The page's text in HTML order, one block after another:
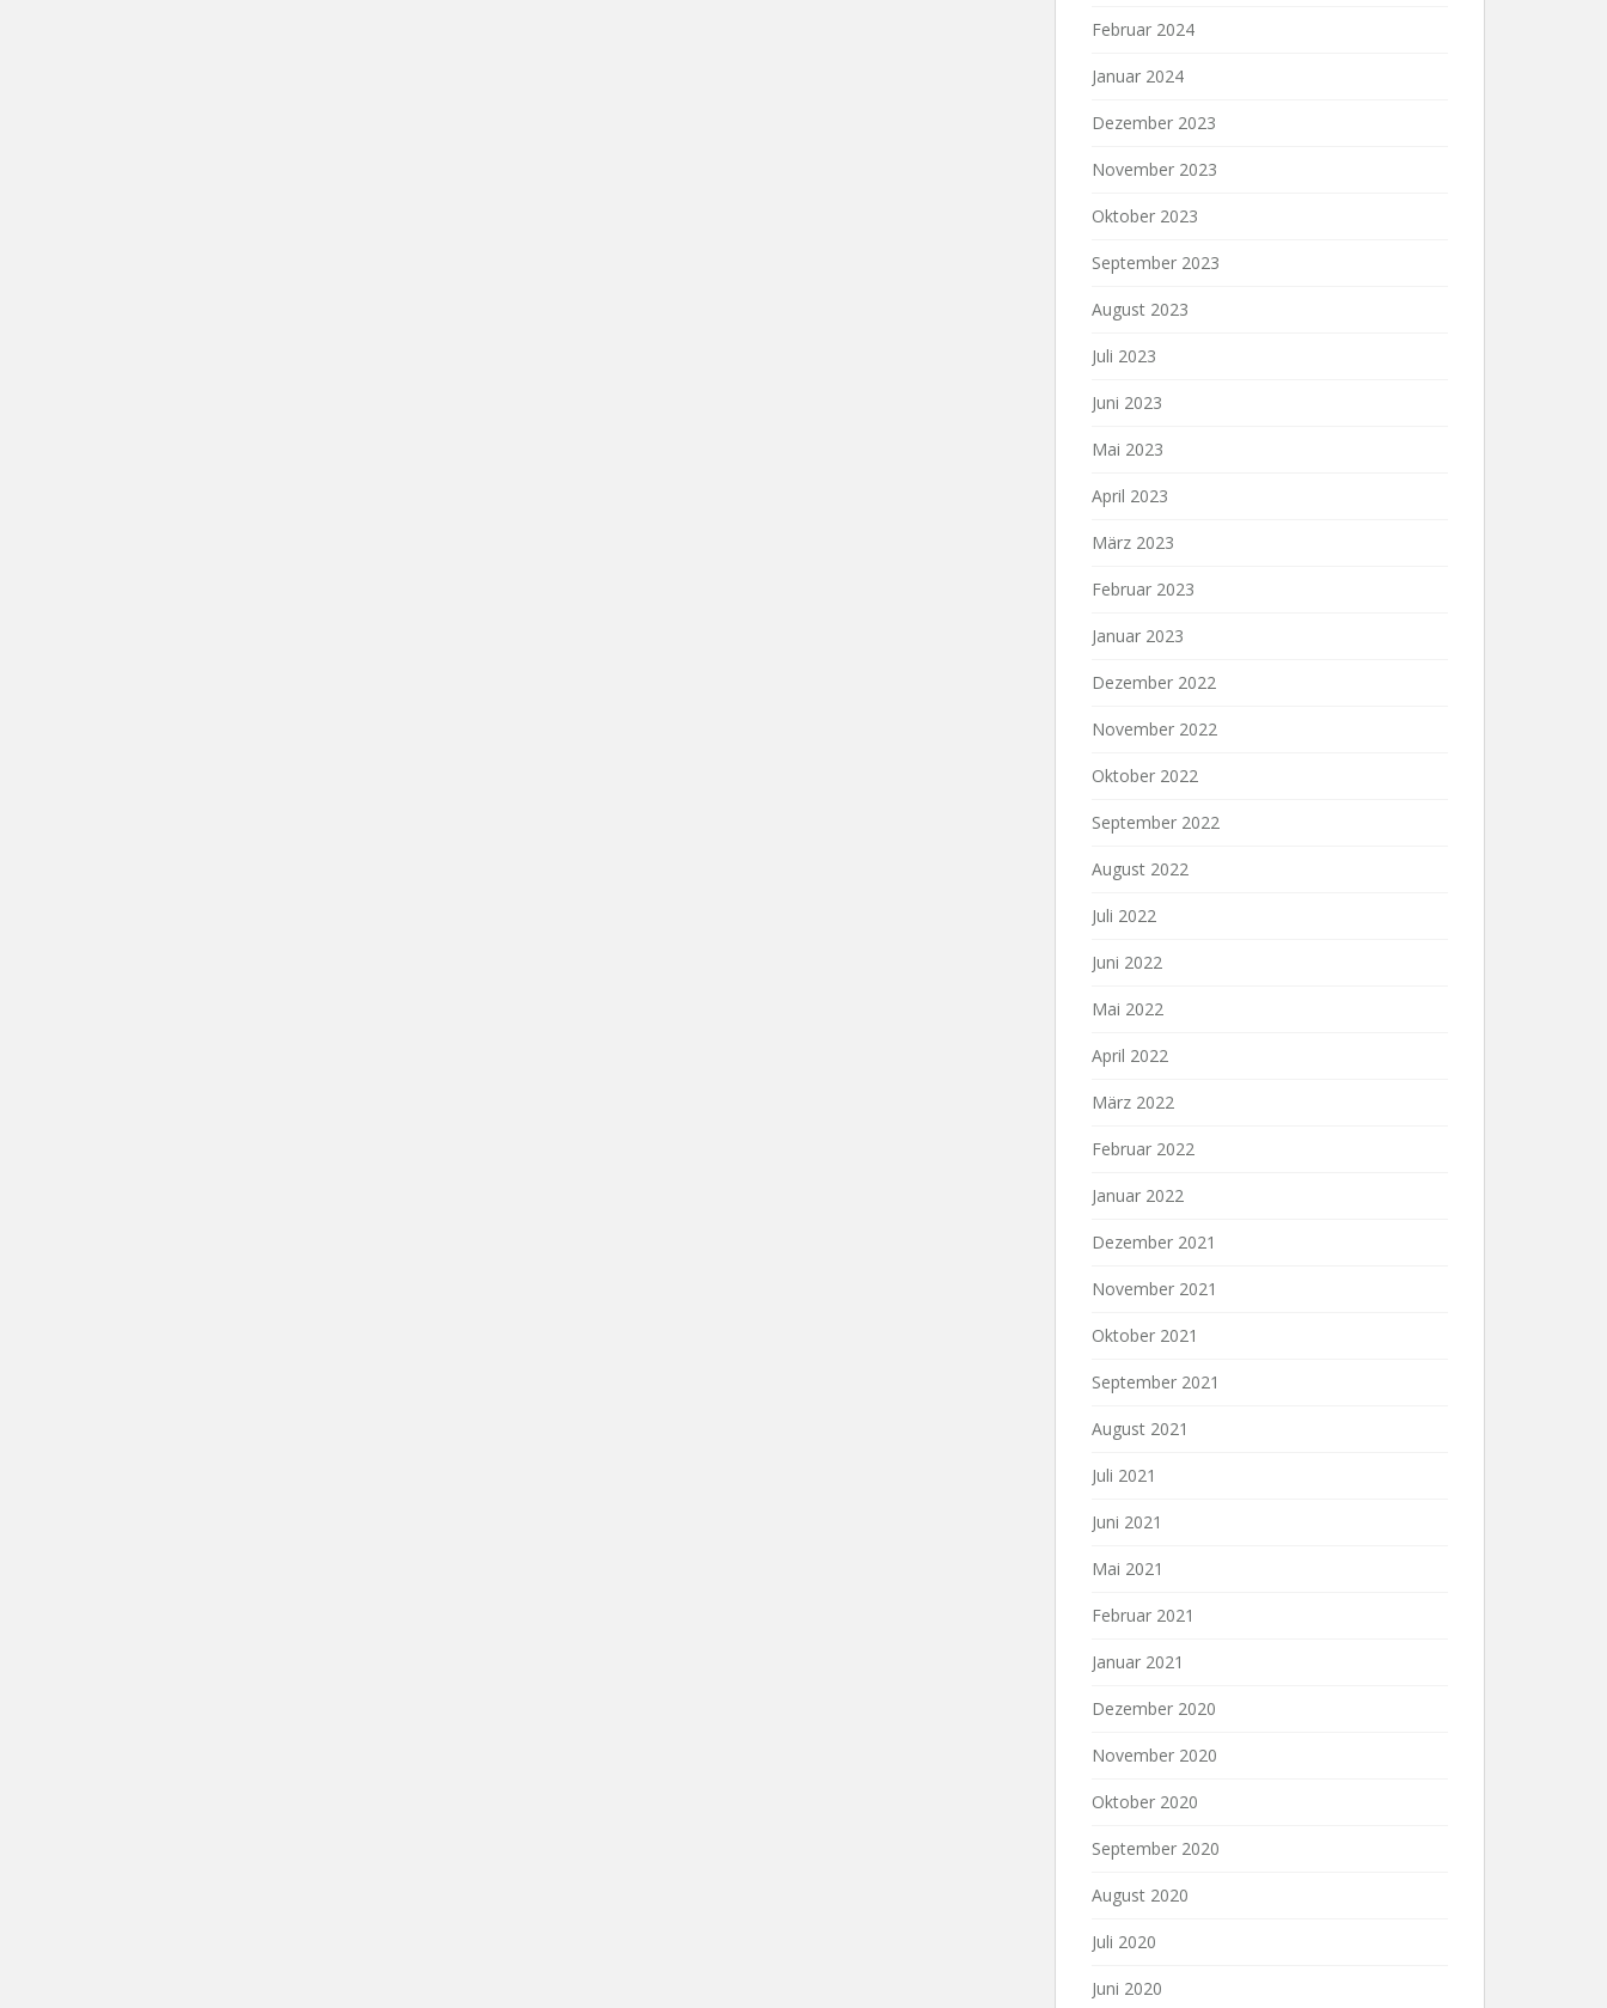
Februar 2024
Januar 2024
Dezember 2023
November 2023
Oktober 2023
September 2023
August 2023
Juli 2023
Juni 2023
Mai 2023
April 2023
März 2023
Februar 2023
Januar 2023
Dezember 2022
November 2022
Oktober 2022
September 2022
August 2022
Juli 2022
Juni 2022
Mai 2022
April 2022
März 2022
Februar 2022
Januar 2022
Dezember 2021
November 2021
Oktober 2021
September 2021
August 2021
Juli 2021
Juni 2021
Mai 2021
Februar 2021
Januar 2021
Dezember 2020
November 2020
Oktober 2020
September 2020
August 2020
Juli 2020
Juni 2020